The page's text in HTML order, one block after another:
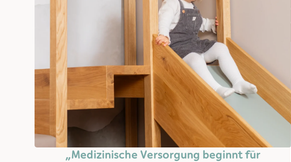
„Medizinische Versorgung beginnt für